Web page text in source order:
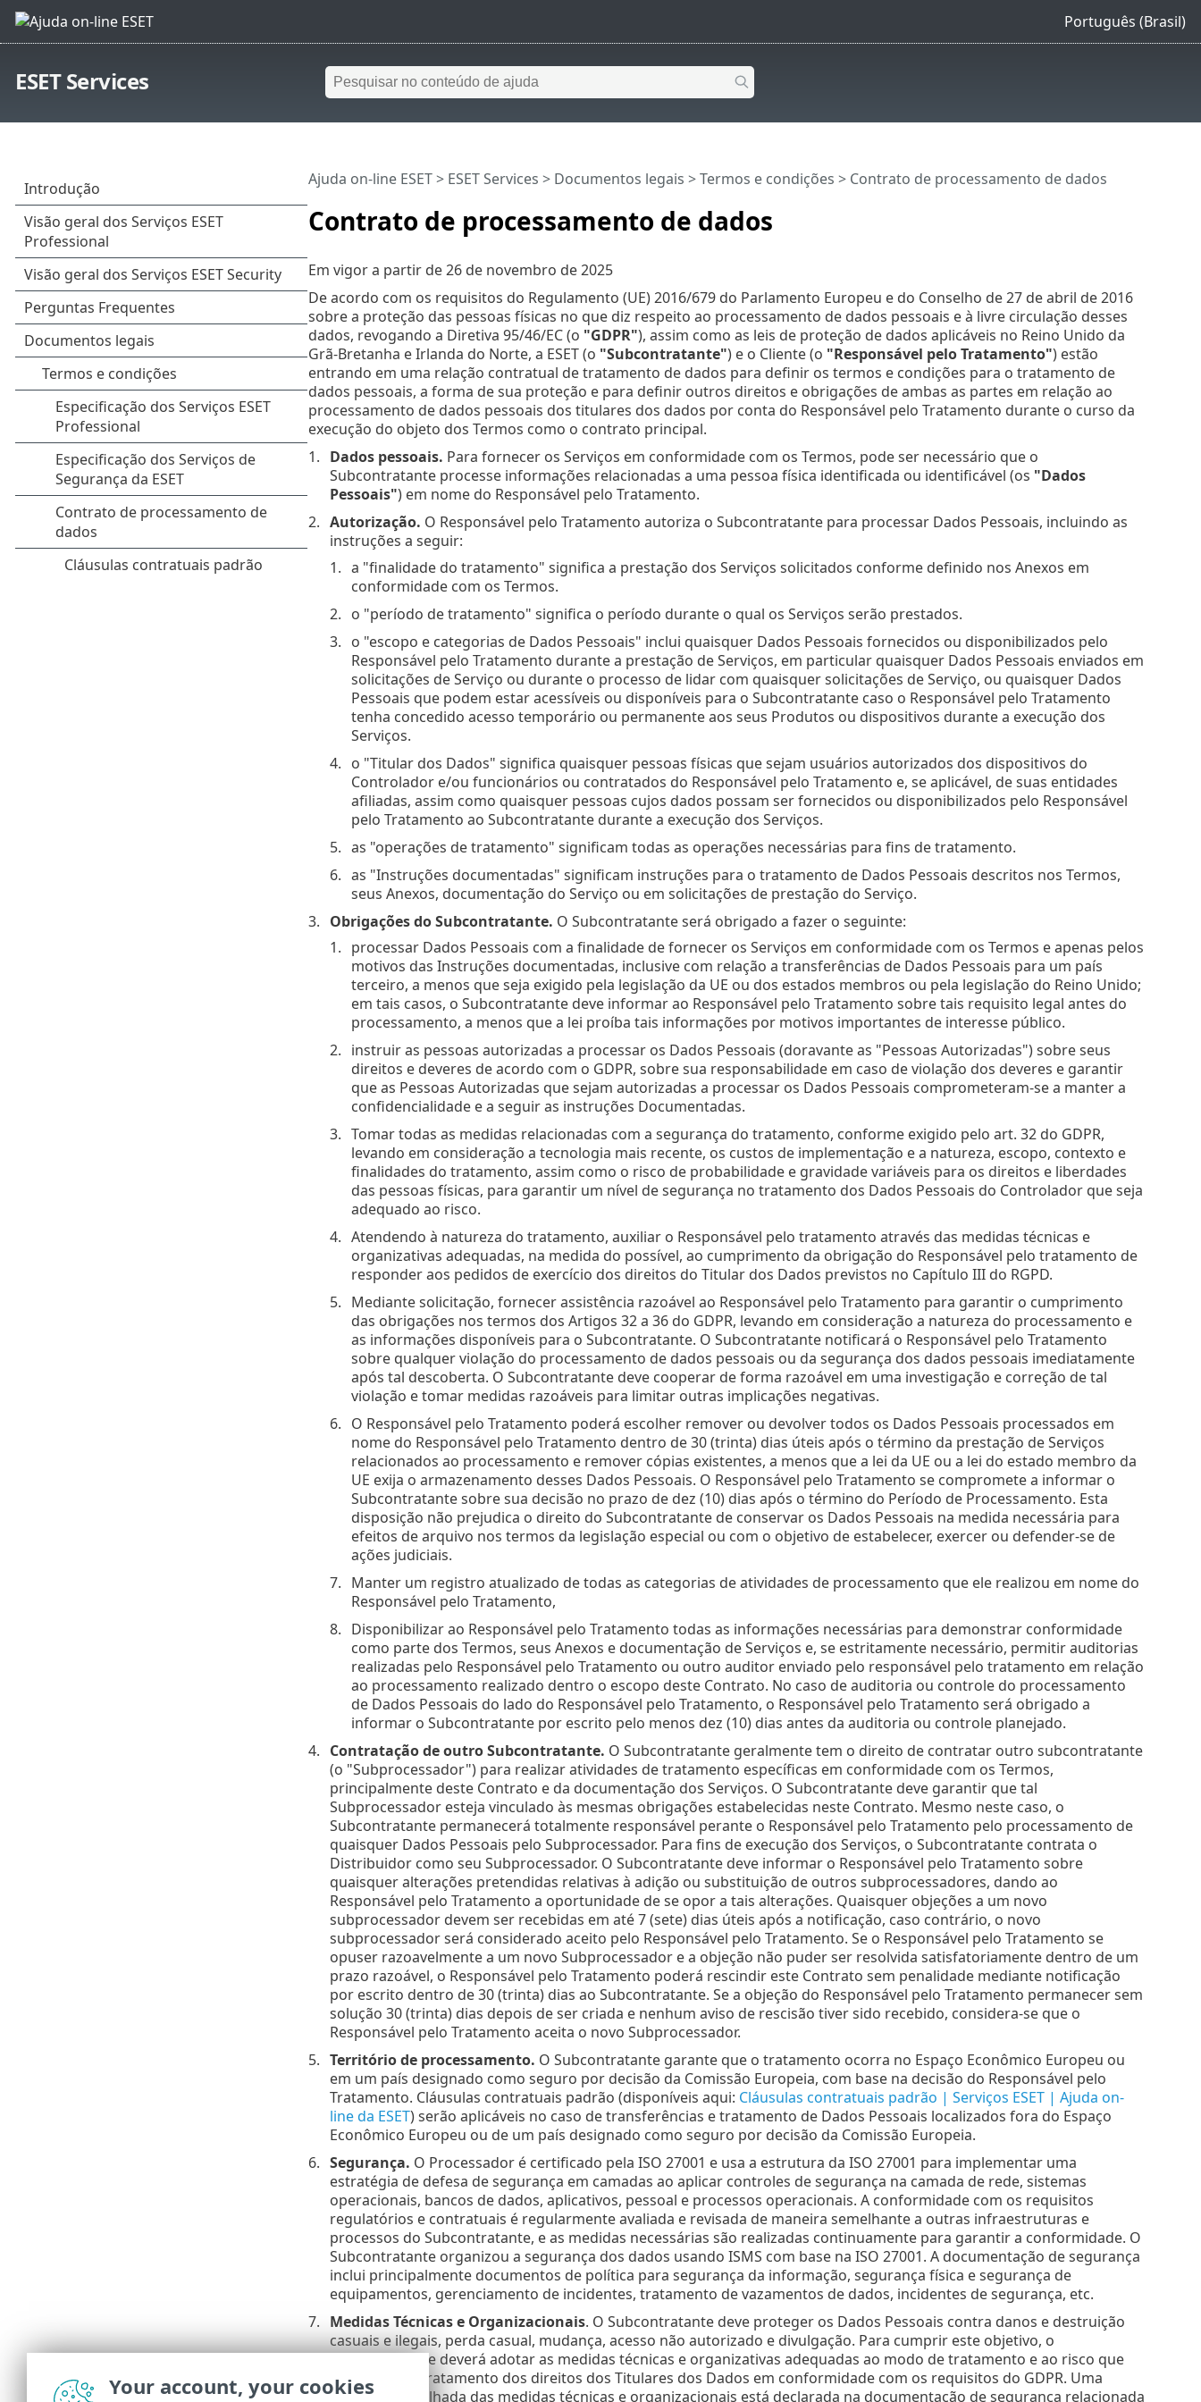
Português (Brasil)
ESET Services
Contrato de processamento de dados
Ajuda on-line ESET> ESET Services > Documentos legais >Termos e condições > Contrato de processamento de dados
Em vigor a partir de26 de novembro de 2025
De acordo com os requisitos do Regulamento (UE) 2016/679 do Parlamento Europeu e do Conselho de 27 de abril de 2016
sobre a proteção das pessoas físicas no que diz respeito ao processamento de dados pessoais e à livre circulação desses
dados, revogando a Diretiva 95/46/EC (o "GDPR"), assim como as leis de proteção de dados aplicáveis no Reino Unido da
Grã-Bretanha e Irlanda do Norte, a ESET (o "Subcontratante") e o Cliente (o "Responsável pelo Tratamento") estão
entrando em uma relação contratual de tratamento de dados para definir os termos e condições para o tratamento de
dados pessoais, a forma de sua proteção e para definir outros direitos e obrigações de ambas as partes em relação ao
processamento de dados pessoais dos titulares dos dados por conta do Responsável pelo Tratamento durante o curso da
execução do objeto dos Termos como o contrato principal.
Dados pessoais. Para fornecer os Serviços em conformidade com os Termos, pode ser necessário que o
Subcontratante processe informações relacionadas a uma pessoa física identificada ou identificável (os "Dados
Pessoais") em nome do Responsável pelo Tratamento.
Autorização. O Responsável pelo Tratamento autoriza o Subcontratante para processar Dados Pessoais, incluindo as
instruções a seguir:
a "finalidade do tratamento" significa a prestação dos Serviços solicitados conforme definido nos Anexos em
conformidade com os Termos.
o "período de tratamento" significa o período durante o qual os Serviços serão prestados.
o "escopo e categorias de Dados Pessoais" inclui quaisquer Dados Pessoais fornecidos ou disponibilizados pelo
Responsável pelo Tratamento durante a prestação de Serviços, em particular quaisquer Dados Pessoais enviados em
solicitações de Serviço ou durante o processo de lidar com quaisquer solicitações de Serviço, ou quaisquer Dados
Pessoais que podem estar acessíveis ou disponíveis para o Subcontratante caso o Responsável pelo Tratamento
tenha concedido acesso temporário ou permanente aos seus Produtos ou dispositivos durante a execução dos
Serviços.
o "Titular dos Dados" significa quaisquer pessoas físicas que sejam usuários autorizados dos dispositivos do
Controlador e/ou funcionários ou contratados do Responsável pelo Tratamento e, se aplicável, de suas entidades
afiliadas, assim como quaisquer pessoas cujos dados possam ser fornecidos ou disponibilizados pelo Responsável
pelo Tratamento ao Subcontratante durante a execução dos Serviços.
as "operações de tratamento" significam todas as operações necessárias para fins de tratamento.
as "Instruções documentadas" significam instruções para o tratamento de Dados Pessoais descritos nos Termos,
seus Anexos, documentação do Serviço ou em solicitações de prestação do Serviço.
Obrigações do Subcontratante. O Subcontratante será obrigado a fazer o seguinte:
processar Dados Pessoais com a finalidade de fornecer os Serviços em conformidade com os Termos e apenas pelos
motivos das Instruções documentadas, inclusive com relação a transferências de Dados Pessoais para um país
terceiro, a menos que seja exigido pela legislação da UE ou dos estados membros ou pela legislação do Reino Unido;
em tais casos, o Subcontratante deve informar ao Responsável pelo Tratamento sobre tais requisito legal antes do
processamento, a menos que a lei proíba tais informações por motivos importantes de interesse público.
instruir as pessoas autorizadas a processar os Dados Pessoais (doravante as "Pessoas Autorizadas") sobre seus
direitos e deveres de acordo com o GDPR, sobre sua responsabilidade em caso de violação dos deveres e garantir
que as Pessoas Autorizadas que sejam autorizadas a processar os Dados Pessoais comprometeram-se a manter a
confidencialidade e a seguir as instruções Documentadas.
Tomar todas as medidas relacionadas com a segurança do tratamento, conforme exigido pelo art. 32 do GDPR,
levando em consideração a tecnologia mais recente, os custos de implementação e a natureza, escopo, contexto e
finalidades do tratamento, assim como o risco de probabilidade e gravidade variáveis para os direitos e liberdades
das pessoas físicas, para garantir um nível de segurança no tratamento dos Dados Pessoais do Controlador que seja
adequado ao risco.
Atendendo à natureza do tratamento, auxiliar o Responsável pelo tratamento através das medidas técnicas e
organizativas adequadas, na medida do possível, ao cumprimento da obrigação do Responsável pelo tratamento de
responder aos pedidos de exercício dos direitos do Titular dos Dados previstos no Capítulo III do RGPD.
Mediante solicitação, fornecer assistência razoável ao Responsável pelo Tratamento para garantir o cumprimento
das obrigações nos termos dos Artigos 32 a 36 do GDPR, levando em consideração a natureza do processamento e
as informações disponíveis para o Subcontratante. O Subcontratante notificará o Responsável pelo Tratamento
sobre qualquer violação do processamento de dados pessoais ou da segurança dos dados pessoais imediatamente
após tal descoberta. O Subcontratante deve cooperar de forma razoável em uma investigação e correção de tal
violação e tomar medidas razoáveis para limitar outras implicações negativas.
O Responsável pelo Tratamento poderá escolher remover ou devolver todos os Dados Pessoais processados em
nome do Responsável pelo Tratamento dentro de 30 (trinta) dias úteis após o término da prestação de Serviços
relacionados ao processamento e remover cópias existentes, a menos que a lei da UE ou a lei do estado membro da
UE exija o armazenamento desses Dados Pessoais. O Responsável pelo Tratamento se compromete a informar o
Subcontratante sobre sua decisão no prazo de dez (10) dias após o término do Período de Processamento. Esta
disposição não prejudica o direito do Subcontratante de conservar os Dados Pessoais na medida necessária para
efeitos de arquivo nos termos da legislação especial ou com o objetivo de estabelecer, exercer ou defender-se de
ações judiciais.
Manter um registro atualizado de todas as categorias de atividades de processamento que ele realizou em nome do
Responsável pelo Tratamento,
Disponibilizar ao Responsável pelo Tratamento todas as informações necessárias para demonstrar conformidade
como parte dos Termos, seus Anexos e documentação de Serviços e, se estritamente necessário, permitir auditorias
realizadas pelo Responsável pelo Tratamento ou outro auditor enviado pelo responsável pelo tratamento em relação
ao processamento realizado dentro o escopo deste Contrato. No caso de auditoria ou controle do processamento
de Dados Pessoais do lado do Responsável pelo Tratamento, o Responsável pelo Tratamento será obrigado a
informar o Subcontratante por escrito pelo menos dez (10) dias antes da auditoria ou controle planejado.
Contratação de outro Subcontratante. O Subcontratante geralmente tem o direito de contratar outro subcontratante
(o "Subprocessador") para realizar atividades de tratamento específicas em conformidade com os Termos,
principalmente deste Contrato e da documentação dos Serviços. O Subcontratante deve garantir que tal
Subprocessador esteja vinculado às mesmas obrigações estabelecidas neste Contrato. Mesmo neste caso, o
Subcontratante permanecerá totalmente responsável perante o Responsável pelo Tratamento pelo processamento de
quaisquer Dados Pessoais pelo Subprocessador. Para fins de execução dos Serviços, o Subcontratante contrata o
Distribuidor como seu Subprocessador. O Subcontratante deve informar o Responsável pelo Tratamento sobre
quaisquer alterações pretendidas relativas à adição ou substituição de outros subprocessadores, dando ao
Responsável pelo Tratamento a oportunidade de se opor a tais alterações. Quaisquer objeções a um novo
subprocessador devem ser recebidas em até 7 (sete) dias úteis após a notificação, caso contrário, o novo
subprocessador será considerado aceito pelo Responsável pelo Tratamento. Se o Responsável pelo Tratamento se
opuser razoavelmente a um novo Subprocessador e a objeção não puder ser resolvida satisfatoriamente dentro de um
prazo razoável, o Responsável pelo Tratamento poderá rescindir este Contrato sem penalidade mediante notificação
por escrito dentro de 30 (trinta) dias ao Subcontratante. Se a objeção do Responsável pelo Tratamento permanecer sem
solução 30 (trinta) dias depois de ser criada e nenhum aviso de rescisão tiver sido recebido, considera-se que o
Responsável pelo Tratamento aceita o novo Subprocessador.
Território de processamento. O Subcontratante garante que o tratamento ocorra no Espaço Econômico Europeu ou
em um país designado como seguro por decisão da Comissão Europeia, com base na decisão do Responsável pelo
Tratamento. Cláusulas contratuais padrão (disponíveis aqui: Cláusulas contratuais padrão | Serviços ESET | Ajuda on-
line da ESET) serão aplicáveis no caso de transferências e tratamento de Dados Pessoais localizados fora do Espaço
Econômico Europeu ou de um país designado como seguro por decisão da Comissão Europeia.
Segurança. O Processador é certificado pela ISO 27001 e usa a estrutura da ISO 27001 para implementar uma
estratégia de defesa de segurança em camadas ao aplicar controles de segurança na camada de rede, sistemas
operacionais, bancos de dados, aplicativos, pessoal e processos operacionais. A conformidade com os requisitos
regulatórios e contratuais é regularmente avaliada e revisada de maneira semelhante a outras infraestruturas e
processos do Subcontratante, e as medidas necessárias são realizadas continuamente para garantir a conformidade. O
Subcontratante organizou a segurança dos dados usando ISMS com base na ISO 27001. A documentação de segurança
inclui principalmente documentos de política para segurança da informação, segurança física e segurança de
equipamentos, gerenciamento de incidentes, tratamento de vazamentos de dados, incidentes de segurança, etc.
Medidas Técnicas e Organizacionais. O Subcontratante deve proteger os Dados Pessoais contra danos e destruição
casuais e ilegais, perda casual, mudança, acesso não autorizado e divulgação. Para cumprir este objetivo, o
Subcontratante deverá adotar as medidas técnicas e organizativas adequadas ao modo de tratamento e ao risco que
representa o tratamento dos direitos dos Titulares dos Dados em conformidade com os requisitos do GDPR. Uma
descrição detalhada das medidas técnicas e organizacionais está declarada na documentação de segurança relacionada
Your account, your cookies